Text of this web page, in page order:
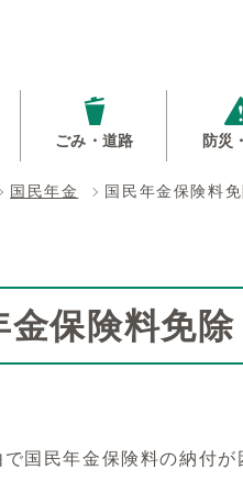
ごみ・道路 防災
国民年金 国民年金保険料
金保険料免
国民年金保険料の納付